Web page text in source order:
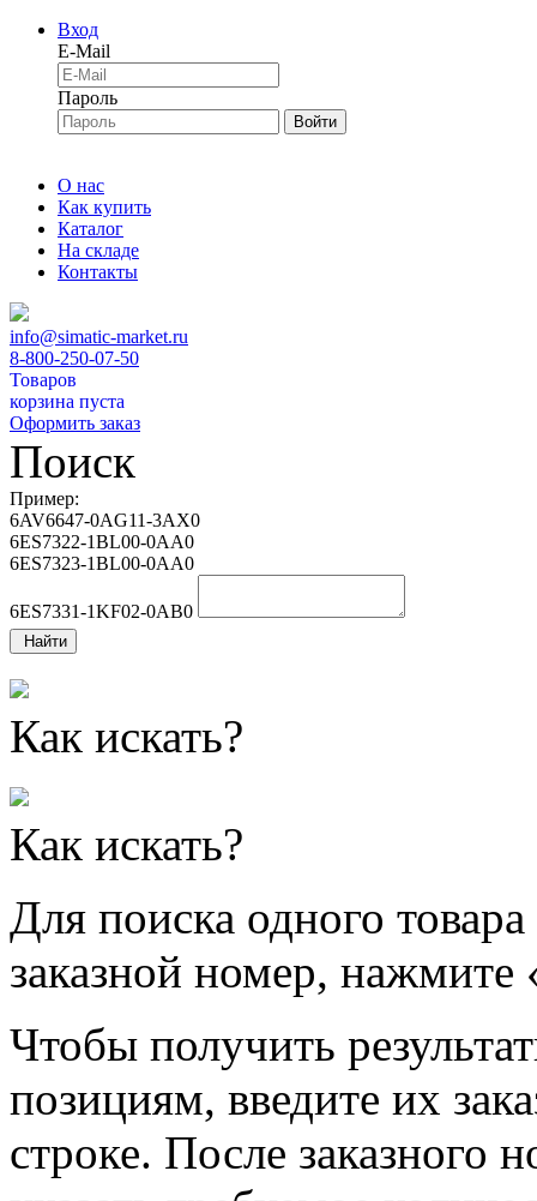
Вход
E-Mail
Пароль
Войти
О нас
Как купить
Каталог
На складе
Контакты
info@simatic-market.ru
8-800-250-07-50
Товаров
корзина пуста
Оформить заказ
Поиск
Пример:
6AV6647-0AG11-3AX0
6ES7322-1BL00-0AA0
6ES7323-1BL00-0AA0
6ES7331-1KF02-0AB0
Найти
Как искать?
Как искать?
Для поиска одного
заказной номер, нажмите
Чтобы получить
позициям, введите их
строке. После заказного